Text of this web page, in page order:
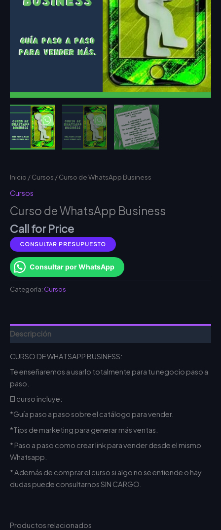
Inicio /Cursos / Curso de WhatsApp Business
Cursos
Curso de WhatsApp Business
Call for Price
CONSULTAR PRESUPUESTO
Consultar por WhatsApp
Categoría: Cursos
Descripción
CURSO DE WHATSAPP BUSINESS:
Te enseñaremos a usarlo totalmente para tu negocio paso a
paso.
El curso incluye:
*Guía paso a paso sobre el catálogo para vender.
*Tips de marketing para generar más ventas.
* Paso a paso como crear link para vender desde el mismo
Whatsapp.
* Además de comprar el curso si algo no se entiende o hay
dudas puede consultarnos SIN CARGO.
Productos relacionados